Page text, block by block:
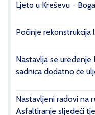
Ljeto u Kreševu -
Počinje rekonstrukcija
Nastavlja se
sadnica dodatno će
Nastavljeni radovi na
Asfaltiranje sljedeći